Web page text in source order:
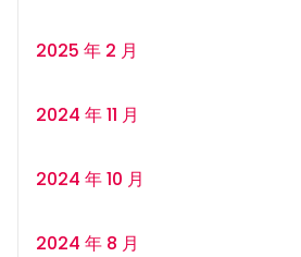
2025 年 2 月
2024 年 11 月
2024 年 10 月
2024 年 8 月